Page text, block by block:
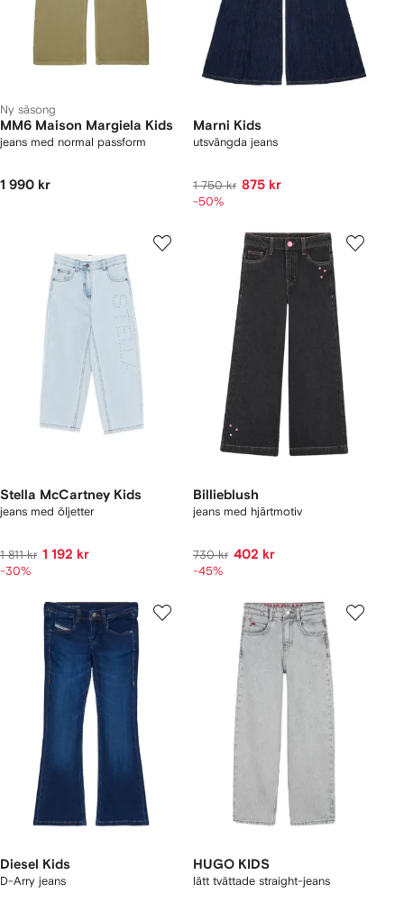
Ny säsong
MM6 Maison Margiela Kids
jeans med normal passform
1 990 kr
Marni Kids
utsvängda jeans
1 750 kr 875 kr
-50%
Stella McCartney Kids
jeans med öljetter
1 811 kr 1 192 kr
-30%
Billieblush
jeans med hjärtmotiv
730 kr 402 kr
-45%
Diesel Kids
D-Arry jeans
HUGO KIDS
lätt tvättade straight-jeans